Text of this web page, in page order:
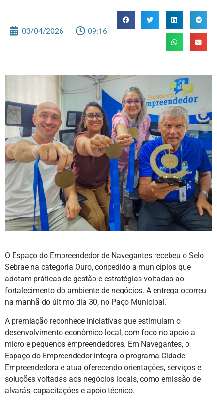
03/04/2026 09:16
O Espaço do Empreendedor de Navegantes recebeu o Selo
Sebrae na categoria Ouro, concedido a municípios que
adotam práticas de gestão e estratégias voltadas ao
fortalecimento do ambiente de negócios. A entrega ocorreu
na manhã do último dia 30, no Paço Municipal.
A premiação reconhece iniciativas que estimulam o
desenvolvimento econômico local, com foco no apoio a
micro e pequenos empreendedores. Em Navegantes, o
Espaço do Empreendedor integra o programa Cidade
Empreendedora e atua oferecendo orientações, serviços e
soluções voltadas aos negócios locais, como emissão de
alvarás, capacitações e apoio técnico.